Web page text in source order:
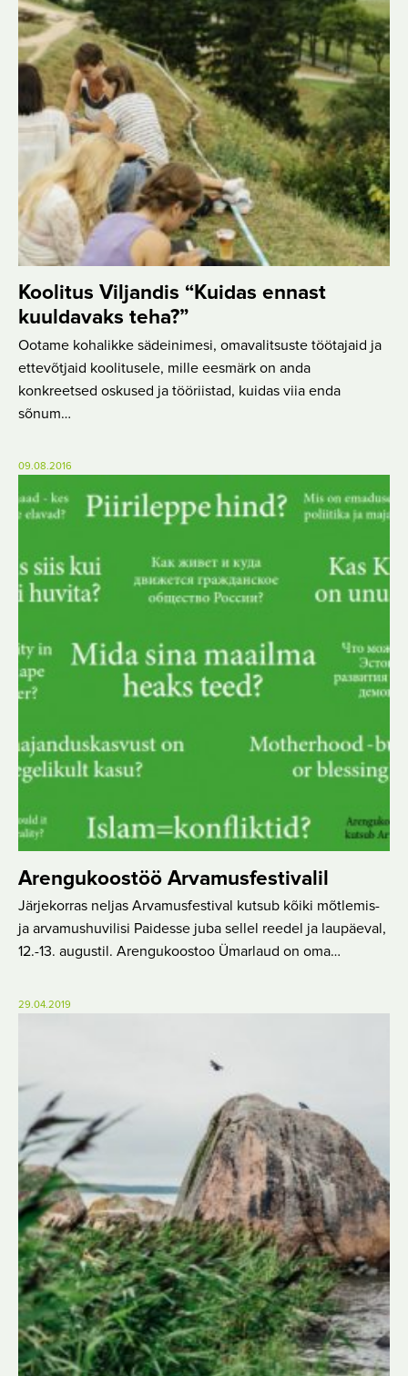
Koolitus Viljandis “Kuidas ennast
kuuldavaks teha?”
Ootame kohalikke sädeinimesi, omavalitsuste töötajaid ja
ettevõtjaid koolitusele, mille eesmärk on anda
konkreetsed oskused ja tööriistad, kuidas viia enda
sõnum…
09.08.2016
Arengukoostöö Arvamusfestivalil
Järjekorras neljas Arvamusfestival kutsub kõiki mõtlemis-
ja arvamushuvilisi Paidesse juba sellel reedel ja laupäeval,
12.-13. augustil. Arengukoostoo Ümarlaud on oma…
29.04.2019